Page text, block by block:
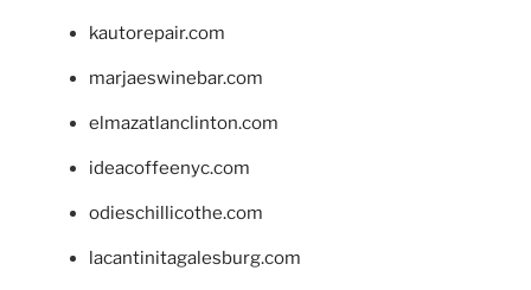
kautorepair.com
marjaeswinebar.com
elmazatlanclinton.com
ideacoffeenyc.com
odieschillicothe.com
lacantinitagalesburg.com